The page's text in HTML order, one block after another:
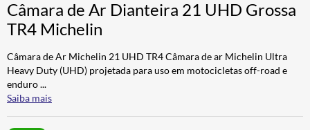
Câmara de Ar Dianteira 21 UHD Grossa
TR4 Michelin
Câmara de Ar Michelin 21 UHD TR4 Câmara de ar Michelin Ultra
Heavy Duty (UHD) projetada para uso em motocicletas off-road e
enduro...
Saiba mais
5º LUVA
7º CALÇA
8º ALPINESTAR
9º AIROH